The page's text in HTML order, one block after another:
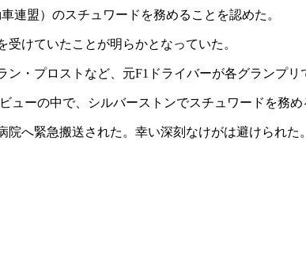
連盟）のスチュワードを務めることを認めた。
けていたことが明らかとなっていた。
・プロストなど、元F1ドライバーが各グランプリ
ーの中で、シルバーストンでスチュワードを務め
へ緊急搬送された。幸い深刻なけがは避けられ